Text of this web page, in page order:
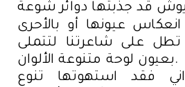
قد جذبتها دوائر شوعة
عيونها أو بالأحرى
تطل على شاعرتنا لتتملى
بعيون لوحة متنوعة الألوان.
فقد استهوتها تنوع